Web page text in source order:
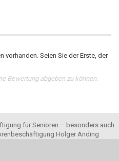
vorhanden. Seien Sie der Erste, der
Bewertung abgeben zu können.
für Senioren – besonders auch
Holger Anding